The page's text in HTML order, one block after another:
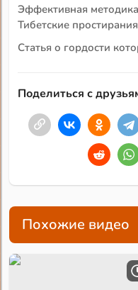
Эффективная
Тибетские простирания
Статья о гордости
Поделиться с
Похожие видео